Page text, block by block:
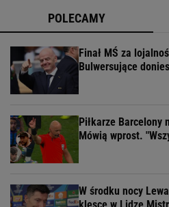
POLECAMY
Finał MŚ za
Bulwersujące
Piłkarze
Mówią wprost.
W środku nocy